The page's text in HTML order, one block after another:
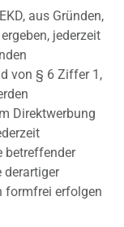
aus Gründen,
jederzeit
von § 6 Ziffer 1,
Direktwerbung
betreffender
derartiger
formfrei erfolgen